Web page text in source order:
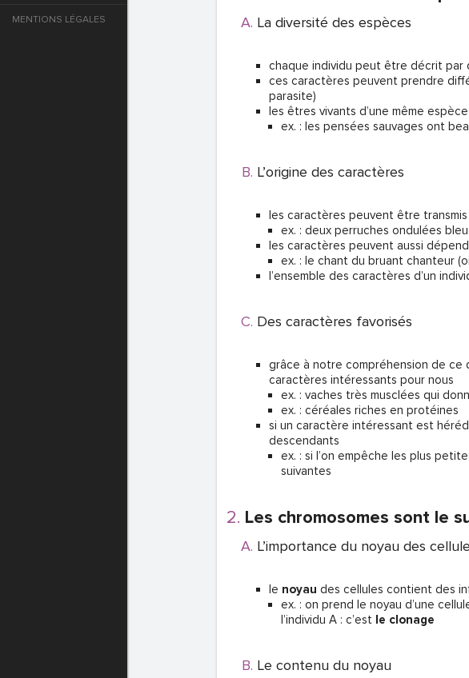
La diversité des espèces
chaque individu peut être décrit par
ces caractères peuvent prendre
parasite)
les êtres vivants d’une même
ex. : les pensées sauvages ont
L’origine des caractères
les caractères peuvent être
ex. : deux perruches ondulées
les caractères peuvent aussi
ex. : le chant du bruant chanteur
l’ensemble des caractères d’un
Des caractères favorisés
grâce à notre compréhension de ce
caractères intéressants pour nous
ex. : vaches très musclées qui
ex. : céréales riches en protéines
si un caractère intéressant est
descendants
ex. : si l’on empêche les plus
suivantes
Les chromosomes sont le
L’importance du noyau des
le noyau des cellules contient des
ex. : on prend le noyau d’une
l’individu A : c’est le clonage
Le contenu du noyau
MENTIONS LÉGALES